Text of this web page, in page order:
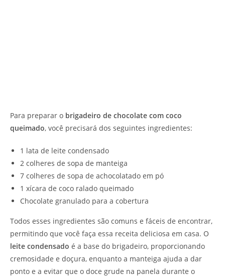
Para preparar o brigadeiro de chocolate com coco
queimado, você precisará dos seguintes ingredientes:
1 lata de leite condensado
2 colheres de sopa de manteiga
7 colheres de sopa de achocolatado em pó
1 xícara de coco ralado queimado
Chocolate granulado para a cobertura
Todos esses ingredientes são comuns e fáceis de encontrar,
permitindo que você faça essa receita deliciosa em casa. O
leite condensado é a base do brigadeiro, proporcionando
cremosidade e doçura, enquanto a manteiga ajuda a dar
ponto e a evitar que o doce grude na panela durante o